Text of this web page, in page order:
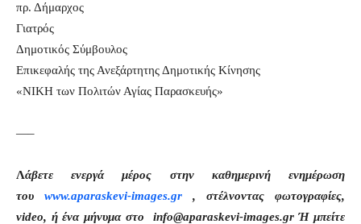
πρ. Δήμαρχος
Γιατρός
Δημοτικός Σύμβουλος
Επικεφαλής της Ανεξάρτητης Δημοτικής Κίνησης
«ΝΙΚΗ των Πολιτών Αγίας Παρασκευής»
—–
Λάβετε ενεργά μέρος στην καθημερινή ενημέρωση
του www.aparaskevi-images.gr , στέλνοντας φωτογραφίες,
video, ή ένα μήνυμα στο info@aparaskevi-images.gr Ή μπείτε